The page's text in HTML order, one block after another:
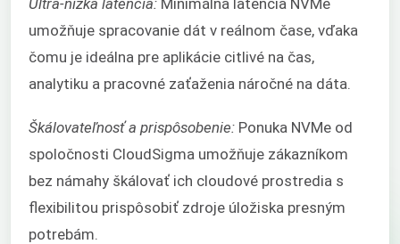
Ultra-nízka latencia: Minimálna latencia NVMe
umožňuje spracovanie dát v reálnom čase, vďaka
čomu je ideálna pre aplikácie citlivé na čas,
analytiku a pracovné zaťaženia náročné na dáta.
Škálovateľnosť a prispôsobenie: Ponuka NVMe od
spoločnosti CloudSigma umožňuje zákazníkom
bez námahy škálovať ich cloudové prostredia s
flexibilitou prispôsobiť zdroje úložiska presným
potrebám.